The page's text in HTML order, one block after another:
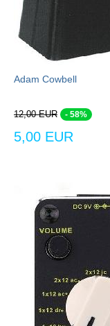
Adam Cowbell
12,00 EUR - 58%
5,00 EUR